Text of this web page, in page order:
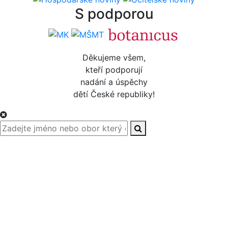
S podporou
Děkujeme všem,
kteří podporují
nadání a úspěchy
dětí České republiky!